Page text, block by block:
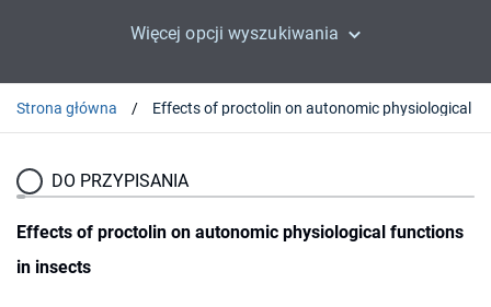
Więcej opcji wyszukiwania
Strona główna
DO PRZYPISANIA
Effects of proctolin on autonomic physiological functions
in insects